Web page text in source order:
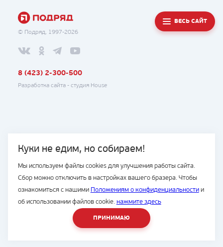
Куки не едим, но собираем!
Мы используем файлы cookies для улучшения работы сайта.
Сбор можно отключить в настройках вашего бразера. Чтобы
ознакомиться с нашими Положениям о конфиденциальностии
об использовании файлов cookie. нажмите здесь
ПРИНИМАЮ
© Подряд, 1997-2026
ВЕСЬ САЙТ
8 (423) 2-300-500
Разработка сайта - студия House